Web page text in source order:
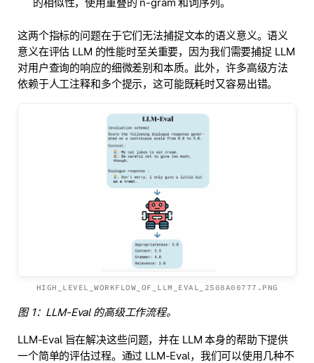
这两个指标的问题在于它们无法捕捉文本的语义意义。语义
意义在评估 LLM 的性能时至关重要，因为我们需要捕捉 LLM
对用户查询的响应的细微差别和本质。此外，许多高级方法
依赖于人工注释和多个提示，这可能既耗时又容易出错。
HIGH_LEVEL_WORKFLOW_OF_LLM_EVAL_2508A00777.PNG
图 1：LLM-Eval 的高级工作流程。
LLM-Eval 旨在解决这些问题，并在 LLM 本身的帮助下提供
一个简单的评估过程。通过 LLM-Eval，我们可以使用几种不